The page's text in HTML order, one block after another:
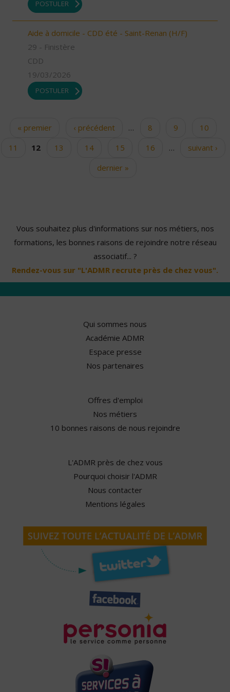
POSTULER
Aide à domicile - CDD été - Saint-Renan (H/F)
29 - Finistère
CDD
19/03/2026
POSTULER
Pages« premier ‹ précédent … 8 9
10
11
12 13 14 15 16 …
suivant ›
dernier »
Vous souhaitez plus d'informations sur nos métiers, nos
formations, les bonnes raisons de rejoindre notre réseau
associatif... ?
Rendez-vous sur "L'ADMR recrute près de chez vous".
Qui sommes nous
Académie ADMR
Espace presse
Nos partenaires
Offres d'emploi
Nos métiers
10 bonnes raisons de nous rejoindre
L'ADMR près de chez vous
Pourquoi choisir l'ADMR
Nous contacter
Mentions légales